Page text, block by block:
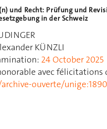
und Recht: Prüfung und
in der Schweiz
KÜNZLI
24 October 2025
avec félicitations
archive-ouverte/